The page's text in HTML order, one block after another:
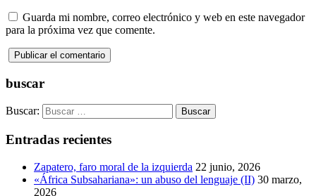
Guarda mi nombre, correo electrónico y web en este navegador
para la próxima vez que comente.
buscar
Buscar:
Entradas recientes
Zapatero, faro moral de la izquierda 22 junio, 2026
«África Subsahariana»: un abuso del lenguaje (II) 30 marzo,
2026